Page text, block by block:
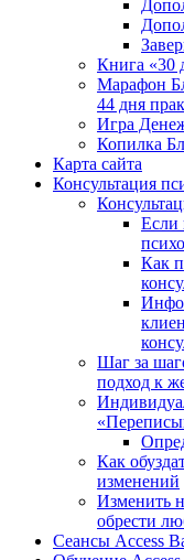
Книга «30
Марафон
44 дня
Игра
Копилка
Карта сайта
Консультация
Если
Как
Шаг за
подход к
Как
изменений
Изменить
обрести
Cеансы Access